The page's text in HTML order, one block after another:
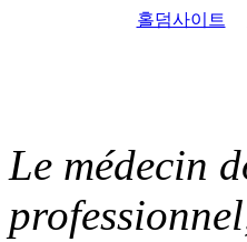
홀덤사이트
Le médecin